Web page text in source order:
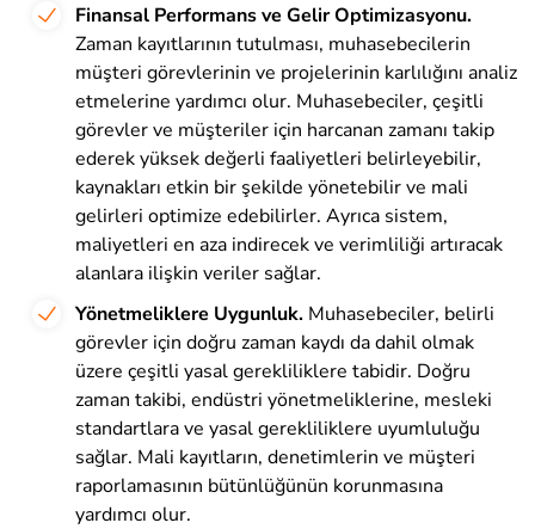
Finansal Performans ve Gelir Optimizasyonu.
Zaman kayıtlarının tutulması, muhasebecilerin
müşteri görevlerinin ve projelerinin karlılığını analiz
etmelerine yardımcı olur. Muhasebeciler, çeşitli
görevler ve müşteriler için harcanan zamanı takip
ederek yüksek değerli faaliyetleri belirleyebilir,
kaynakları etkin bir şekilde yönetebilir ve mali
gelirleri optimize edebilirler. Ayrıca sistem,
maliyetleri en aza indirecek ve verimliliği artıracak
alanlara ilişkin veriler sağlar.
Yönetmeliklere Uygunluk. Muhasebeciler, belirli
görevler için doğru zaman kaydı da dahil olmak
üzere çeşitli yasal gerekliliklere tabidir. Doğru
zaman takibi, endüstri yönetmeliklerine, mesleki
standartlara ve yasal gerekliliklere uyumluluğu
sağlar. Mali kayıtların, denetimlerin ve müşteri
raporlamasının bütünlüğünün korunmasına
yardımcı olur.